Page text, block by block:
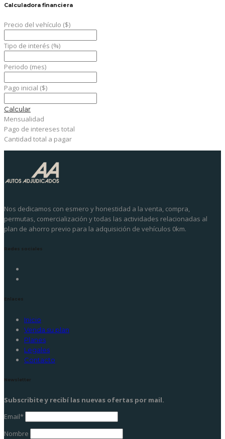
Calculadora financiera
Precio del vehículo ($)
Tipo de interés (%)
Periodo (mes)
Pago inicial ($)
Calcular
Mensualidad
Pago de intereses total
Cantidad total a pagar
Nos dedicamos con esmero y honestidad a la venta, compra,
permutas, comercialización y todas las actividades relacionadas al
plan de ahorro previo para la adquisición de vehículos 0km.
Redes sociales
Enlaces
Inicio
Venda su plan
Planes
Legales
Contacto
Newsletter
Subscribite y recibí las nuevas ofertas por mail.
Email*
Nombre